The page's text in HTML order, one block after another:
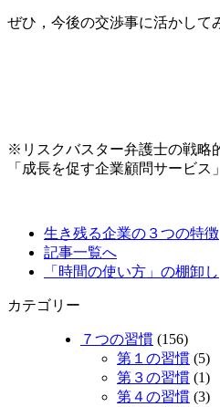
ぜひ，今後の交渉事に活かして
※リスクバスター弁護士の戦略
「成長を促す企業顧問サービス
生き残る企業の３つの特徴
記事一覧へ
「時間の使い方」の棚卸し
カテゴリー
７つの習慣 (156)
第１の習慣 (5)
第３の習慣 (1)
第４の習慣 (3)